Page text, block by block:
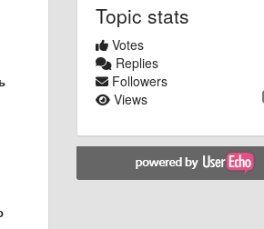
Topic stats
Votes
Replies
Followers
Views